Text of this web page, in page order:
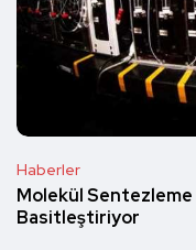
Haberler
Molekül Sentezleme
Basitleştiriyor